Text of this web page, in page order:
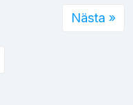
Nästa »